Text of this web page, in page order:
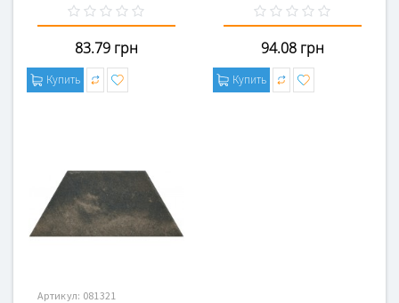
83.79 грн
Купить
94.08 грн
Купить
Артикул: 081321